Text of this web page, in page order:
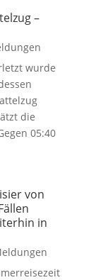
–
wurde
die
05:40
von
in